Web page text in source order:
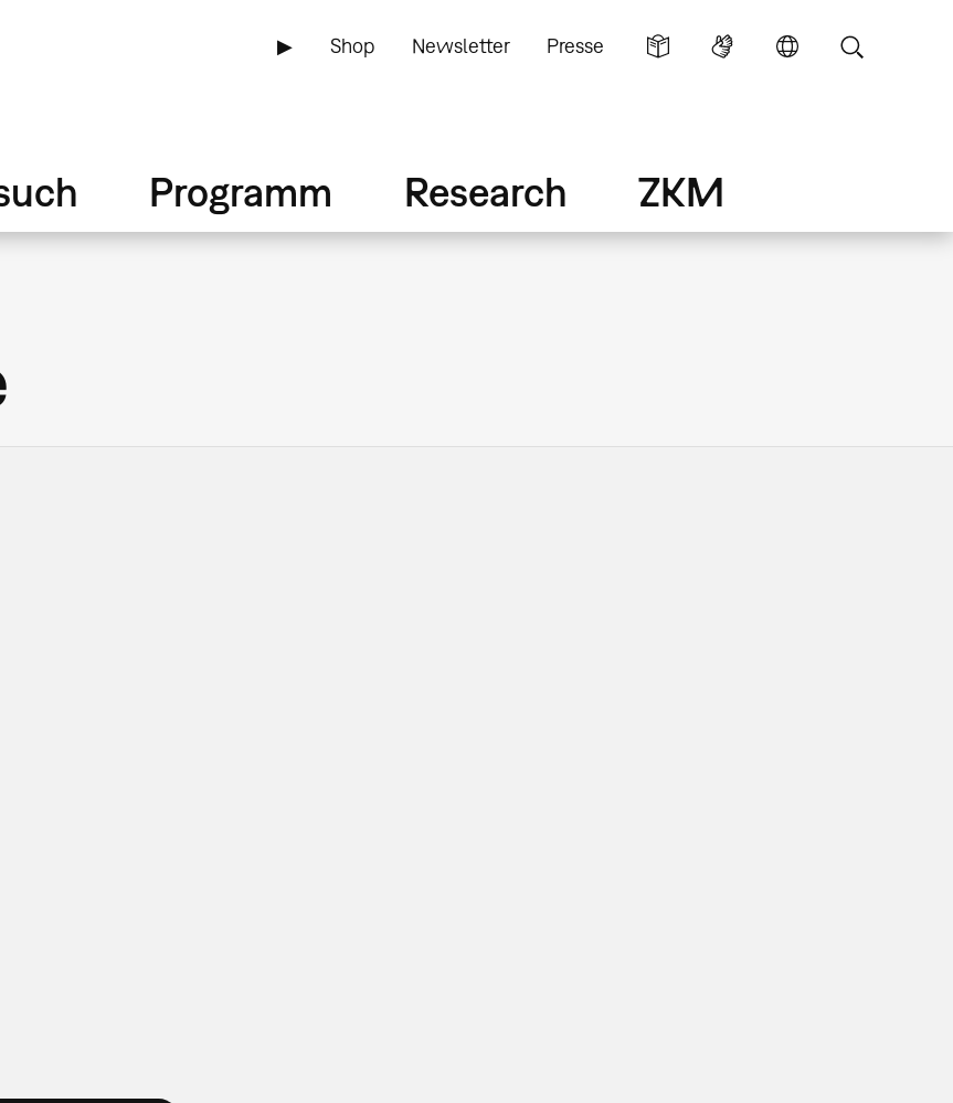
▶ Shop Newsletter Presse
Programm Research ZKM